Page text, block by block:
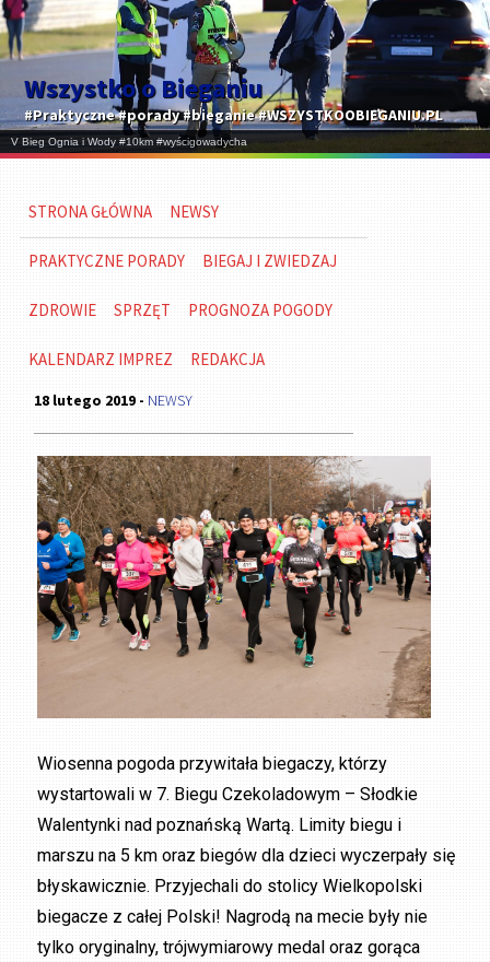
Wszystko o Bieganiu
#Praktyczne #porady #bieganie #WSZYSTKOOBIEGANIU.PL
STRONA GŁÓWNA NEWSY
PRAKTYCZNE PORADY BIEGAJ I ZWIEDZAJ
ZDROWIE SPRZĘT PROGNOZA POGODY
KALENDARZ IMPREZ REDAKCJA
18 lutego 2019 - NEWSY
Wiosenna pogoda przywitała biegaczy, którzy
wystartowali w 7. Biegu Czekoladowym – Słodkie
Walentynki nad poznańską Wartą. Limity biegu i
marszu na 5 km oraz biegów dla dzieci wyczerpały się
błyskawicznie. Przyjechali do stolicy Wielkopolski
biegacze z całej Polski! Nagrodą na mecie były nie
tylko oryginalny, trójwymiarowy medal oraz gorąca